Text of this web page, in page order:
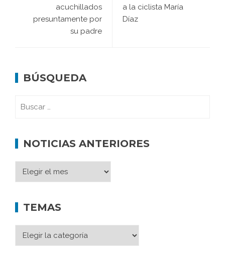
acuchillados
presuntamente por
su padre
a la ciclista María
Díaz
BÚSQUEDA
NOTICIAS ANTERIORES
TEMAS